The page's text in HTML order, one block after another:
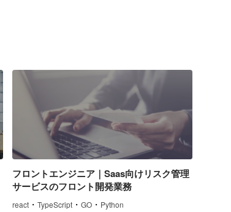
フロントエンジニア｜Saas向けリスク管理
サービスのフロント開発業務
react ・ TypeScript ・ GO ・ Python